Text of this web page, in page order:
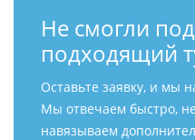
Не смогли
подходящий
Оставьте заявку, и мы
Мы отвечаем быстро,
навязываем